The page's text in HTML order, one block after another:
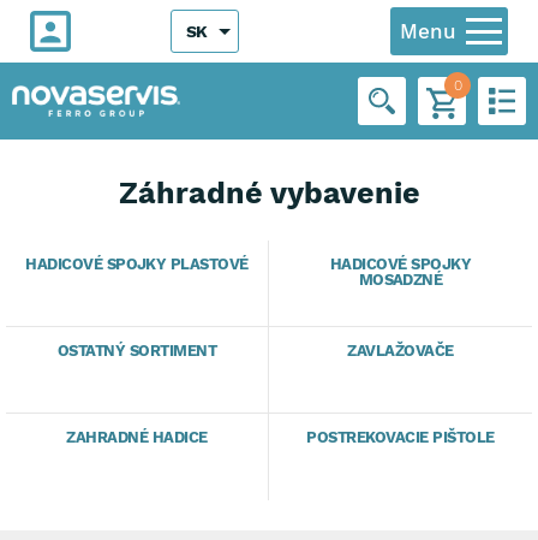
Menu
SK
0
Záhradné vybavenie
HADICOVÉ SPOJKY PLASTOVÉ
HADICOVÉ SPOJKY
MOSADZNÉ
OSTATNÝ SORTIMENT ZAVLAŽOVAČE
ZAHRADNÉ HADICE POSTREKOVACIE PIŠTOLE